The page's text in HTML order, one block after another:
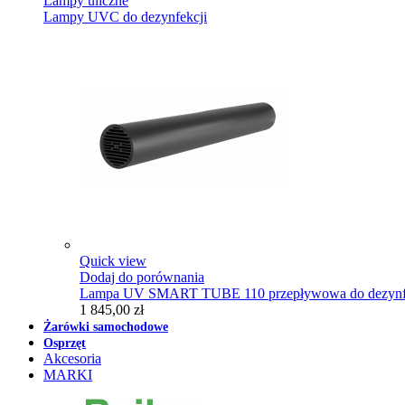
Lampy UVC do dezynfekcji
Quick view
Dodaj do porównania
Lampa UV SMART TUBE 110 przepływowa do
1 845,00 zł
Żarówki samochodowe
Osprzęt
Akcesoria
MARKI